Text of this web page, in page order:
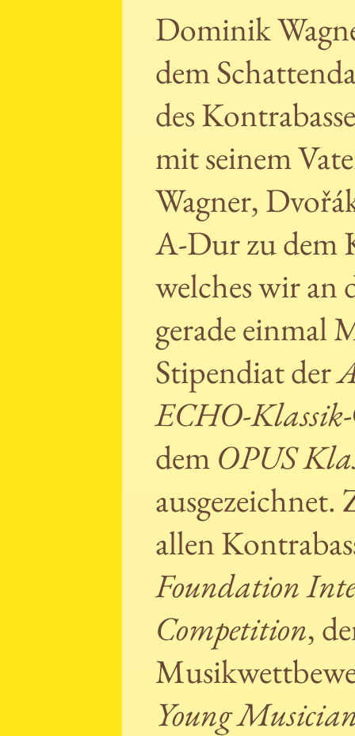
Dominik
dem
des
mit seinem
Wagner,
A-Dur zu dem
welches wir an
gerade einmal
Stipendiat der
ECHO-Klassik
dem OPUS
ausgezeichnet.
allen
Foundation
Competition,
Young